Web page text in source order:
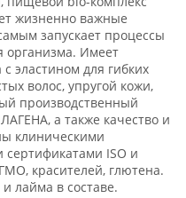
жизненно важные
запускает процессы
организма. Имеет
эластином для гибких
волос, упругой кожи,
производственный
а также качество и
клиническими
ISO и
красителей, глютена.
лайма в составе.